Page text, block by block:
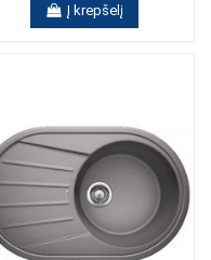
Į krepšelį